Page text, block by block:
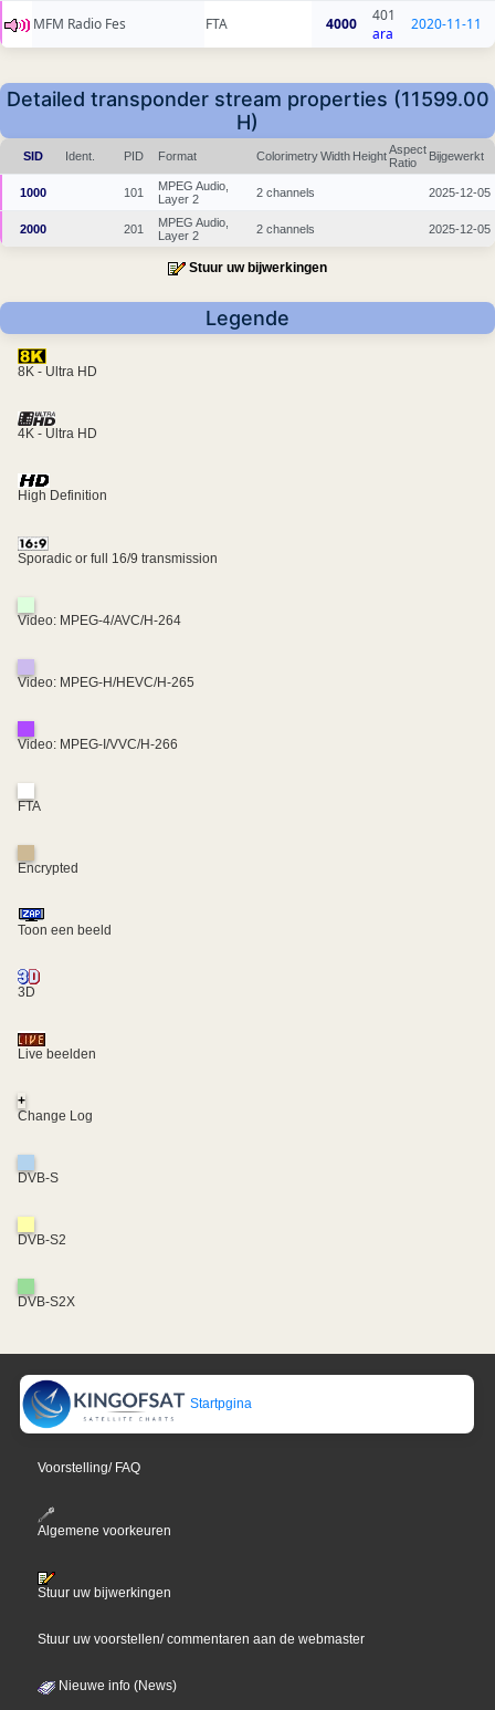
MFM Radio Fes FTA 4000
401
ara
2020-11-11
Detailed transponder stream properties (11599.00
H)
SID Ident. PID Format ColorimetryWidth HeightAspect
Ratio
Bijgewerkt
1000 101
MPEG Audio,
Layer 2
2 channels 2025-12-05
2000 201
MPEG Audio,
Layer 2
2 channels 2025-12-05
Stuur uw bijwerkingen
Legende
8K - Ultra HD
4K - Ultra HD
High Definition
Sporadic or full 16/9 transmission
Video: MPEG-4/AVC/H-264
Video: MPEG-H/HEVC/H-265
Video: MPEG-I/VVC/H-266
FTA
Encrypted
Toon een beeld
3D
Live beelden
+
Change Log
DVB-S
DVB-S2
DVB-S2X
Startpgina
Voorstelling/ FAQ
Algemene voorkeuren
Stuur uw bijwerkingen
Stuur uw voorstellen/ commentaren aan de webmaster
Nieuwe info (News)